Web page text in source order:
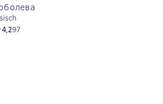
рейтинг 4,2 на основе 97 оценок
4,297